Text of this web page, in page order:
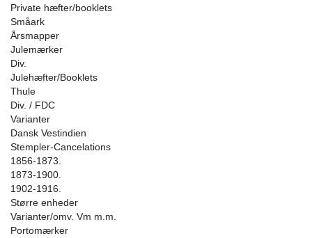
Private hæfter/booklets
Småark
Årsmapper
Julemærker
Div.
Julehæfter/Booklets
Thule
Div. / FDC
Varianter
Dansk Vestindien
Stempler-Cancelations
1856-1873.
1873-1900.
1902-1916.
Større enheder
Varianter/omv. Vm m.m.
Portomærker